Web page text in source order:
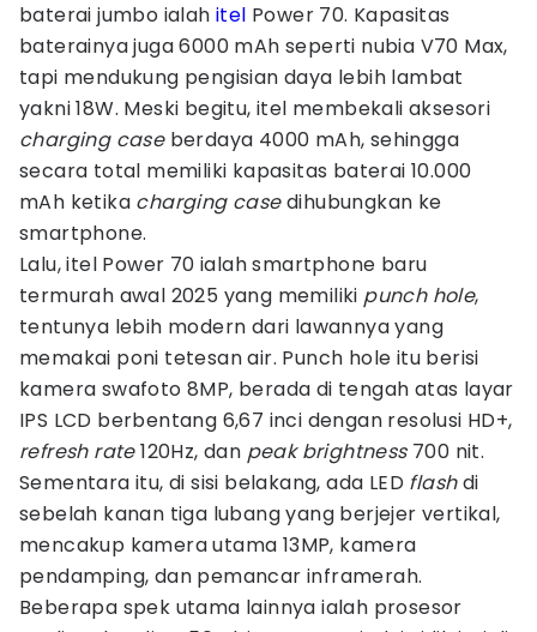
baterai jumbo ialah itel Power 70. Kapasitas
baterainya juga 6000 mAh seperti nubia V70 Max,
tapi mendukung pengisian daya lebih lambat
yakni 18W. Meski begitu, itel membekali aksesori
charging caseberdaya 4000 mAh, sehingga
secara total memiliki kapasitas baterai 10.000
mAh ketika charging casedihubungkan ke
smartphone.
Lalu, itel Power 70 ialah smartphone baru
termurah awal 2025 yang memiliki punch hole,
tentunya lebih modern dari lawannya yang
memakai poni tetesan air. Punch hole itu berisi
kamera swafoto 8MP, berada di tengah atas layar
IPS LCD berbentang 6,67 inci dengan resolusi HD+,
refresh rate120Hz, dan peak brightness700 nit.
Sementara itu, di sisi belakang, ada LED flashdi
sebelah kanan tiga lubang yang berjejer vertikal,
mencakup kamera utama 13MP, kamera
pendamping, dan pemancar inframerah.
Beberapa spek utama lainnya ialah prosesor